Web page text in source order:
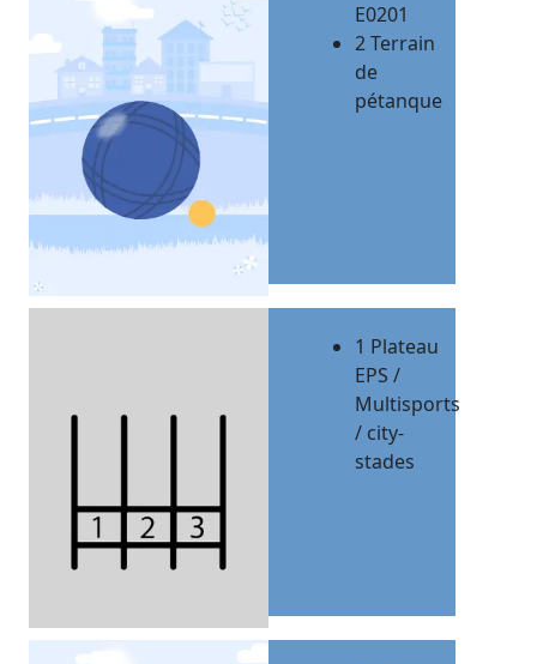
E0201
2 Terrain
de
pétanque
1 Plateau
EPS /
Multisports
/ city-
stades